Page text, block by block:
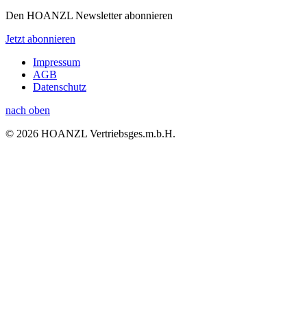
Den HOANZL Newsletter abonnieren
Jetzt abonnieren
Impressum
AGB
Datenschutz
nach oben
© 2026 HOANZL Vertriebsges.m.b.H.